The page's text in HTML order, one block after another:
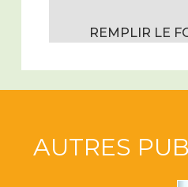
REMPLIR LE
AUTRES